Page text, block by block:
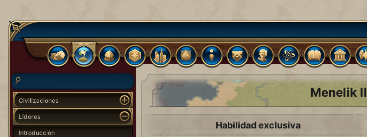
Civilizaciones
Líderes
Introducción
Menelik II
Habilidad exclusiva